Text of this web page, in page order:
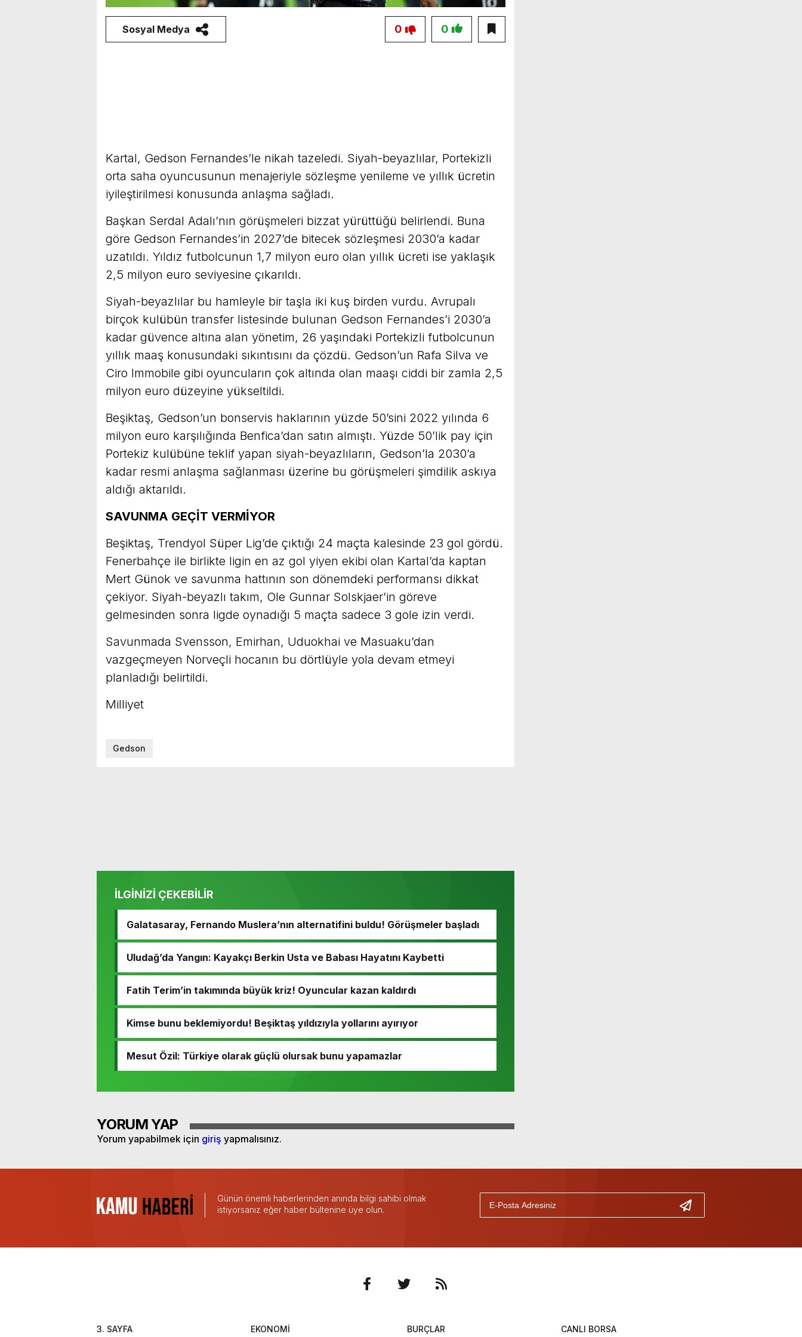
Sosyal Medya 0
0
Kartal, Gedson Fernandes’le nikah tazeledi. Siyah-beyazlılar, Portekizli
orta saha oyuncusunun menajeriyle sözleşme yenileme ve yıllık ücretin
iyileştirilmesi konusunda anlaşma sağladı.
Başkan Serdal Adalı’nın görüşmeleri bizzat yürüttüğü belirlendi. Buna
göre Gedson Fernandes’in 2027’de bitecek sözleşmesi 2030’a kadar
uzatıldı. Yıldız futbolcunun 1,7 milyon euro olan yıllık ücreti ise yaklaşık
2,5 milyon euro seviyesine çıkarıldı.
Siyah-beyazlılar bu hamleyle bir taşla iki kuş birden vurdu. Avrupalı
birçok kulübün transfer listesinde bulunan Gedson Fernandes’i 2030’a
kadar güvence altına alan yönetim, 26 yaşındaki Portekizli futbolcunun
yıllık maaş konusundaki sıkıntısını da çözdü. Gedson’un Rafa Silva ve
Ciro Immobile gibi oyuncuların çok altında olan maaşı ciddi bir zamla 2,5
milyon euro düzeyine yükseltildi.
Beşiktaş, Gedson’un bonservis haklarının yüzde 50’sini 2022 yılında 6
milyon euro karşılığında Benfica’dan satın almıştı. Yüzde 50’lik pay için
Portekiz kulübüne teklif yapan siyah-beyazlıların, Gedson’la 2030’a
kadar resmi anlaşma sağlanması üzerine bu görüşmeleri şimdilik askıya
aldığı aktarıldı.
SAVUNMA GEÇİT VERMİYOR
Beşiktaş, Trendyol Süper Lig’de çıktığı 24 maçta kalesinde 23 gol gördü.
Fenerbahçe ile birlikte ligin en az gol yiyen ekibi olan Kartal’da kaptan
Mert Günok ve savunma hattının son dönemdeki performansı dikkat
çekiyor. Siyah-beyazlı takım, Ole Gunnar Solskjaer’in göreve
gelmesinden sonra ligde oynadığı 5 maçta sadece 3 gole izin verdi.
Savunmada Svensson, Emirhan, Uduokhai ve Masuaku’dan
vazgeçmeyen Norveçli hocanın bu dörtlüyle yola devam etmeyi
planladığı belirtildi.
Milliyet
Gedson
İLGİNİZİ ÇEKEBİLİR
Galatasaray, Fernando Muslera’nın alternatifini buldu! Görüşmeler başladı
Uludağ’da Yangın: Kayakçı Berkin Usta ve Babası Hayatını Kaybetti
Fatih Terim’in takımında büyük kriz! Oyuncular kazan kaldırdı
Kimse bunu beklemiyordu! Beşiktaş yıldızıyla yollarını ayırıyor
Mesut Özil: Türkiye olarak güçlü olursak bunu yapamazlar
YORUM YAP
Yorum yapabilmek için giriş yapmalısınız.
Günün önemli haberlerinden anında bilgi sahibi olmak
istiyorsanız eğer haber bültenine üye olun.
3. SAYFA EKONOMİ BURÇLAR CANLI BORSA